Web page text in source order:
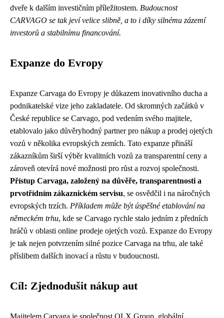
dveře k dalším investičním příležitostem. Budoucnost
CARVAGO se tak jeví velice slibně, a to i díky silnému zázemí
investorů a stabilnímu financování.
Expanze do Evropy
Expanze Carvaga do Evropy je důkazem inovativního ducha a
podnikatelské vize jeho zakladatele. Od skromných začátků v
České republice se Carvago, pod vedením svého majitele,
etablovalo jako důvěryhodný partner pro nákup a prodej ojetých
vozů v několika evropských zemích. Tato expanze přináší
zákazníkům širší výběr kvalitních vozů za transparentní ceny a
zároveň otevírá nové možnosti pro růst a rozvoj společnosti.
Přístup Carvaga, založený na důvěře, transparentnosti a
prvotřídním zákaznickém servisu, se osvědčil i na náročných
evropských trzích. Příkladem může být úspěšné etablování na
německém trhu, kde se Carvago rychle stalo jedním z předních
hráčů v oblasti online prodeje ojetých vozů. Expanze do Evropy
je tak nejen potvrzením silné pozice Carvaga na trhu, ale také
příslibem dalších inovací a růstu v budoucnosti.
Cíl: Zjednodušit nákup aut
Majitelem Carvaga je společnost OLX Group, globální